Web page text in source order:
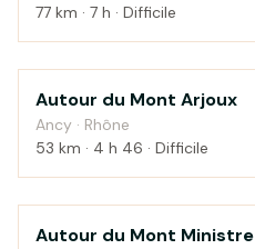
77 km · 7 h · Difficile
Montagne
Autour du Mont Arjoux
Ancy · Rhône
53 km · 4 h 46 · Difficile
Montagne
Autour du Mont Ministre